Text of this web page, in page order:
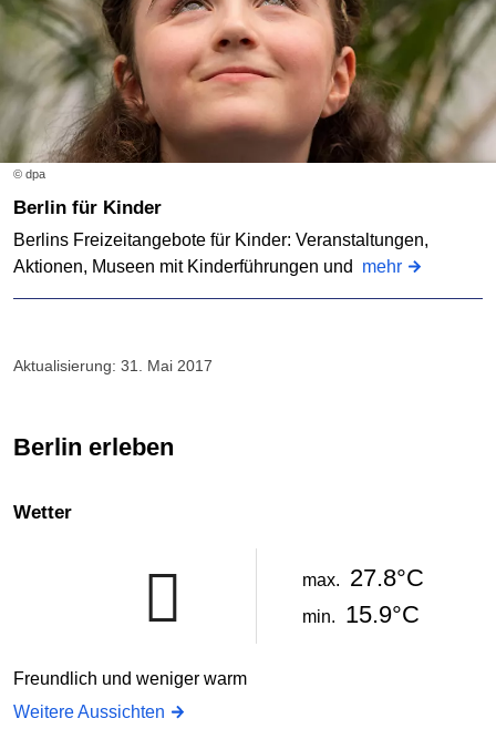
© dpa
Berlin für Kinder
Berlins Freizeitangebote für Kinder: Veranstaltungen,
Aktionen, Museen mit Kinderführungen und mehr
Aktualisierung: 31. Mai 2017
Berlin erleben
Wetter
max. 27.8°C
min. 15.9°C
Freundlich und weniger warm
Weitere Aussichten